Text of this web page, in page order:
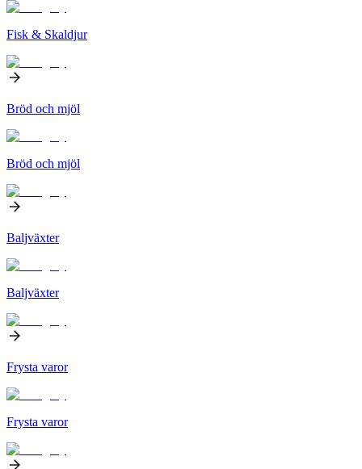
Fisk & Skaldjur
Bröd och mjöl
Bröd och mjöl
Baljväxter
Baljväxter
Frysta varor
Frysta varor